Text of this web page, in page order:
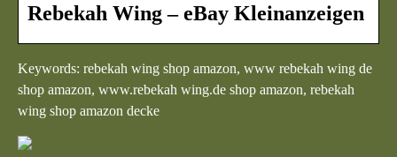
Rebekah Wing – eBay Kleinanzeigen
Keywords: rebekah wing shop amazon, www rebekah wing de
shop amazon, www.rebekah wing.de shop amazon, rebekah
wing shop amazon decke